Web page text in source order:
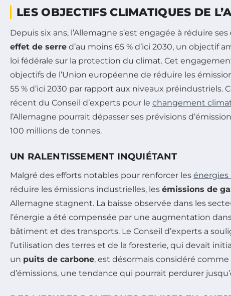
LES OBJECTIFS CLIMATIQUES DE
Depuis six ans, l’Allemagne s’est engagée à réduire ses
effet de serre d’au moins 65 % d’ici 2030, un objectif
loi fédérale sur la protection du climat. Cet
objectifs de l’Union européenne de réduire les
55 % d’ici 2030 par rapport aux niveaux préindustriels.
récent du Conseil d’experts pour le changement
l’Allemagne pourrait dépasser ses prévisions
100 millions de tonnes.
UN RALENTISSEMENT INQUIÉTANT
Malgré des efforts notables pour renforcer les énergies
réduire les émissions industrielles, les émissions de
Allemagne stagnent. La baisse observée dans les
l’énergie a été compensée par une augmentation
bâtiment et des transports. Le Conseil d’experts a
l’utilisation des terres et de la foresterie, qui devait
un puits de carbone, est désormais considéré
d’émissions, une tendance qui pourrait perdurer